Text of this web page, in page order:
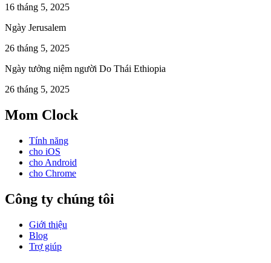
16 tháng 5, 2025
Ngày Jerusalem
26 tháng 5, 2025
Ngày tưởng niệm người Do Thái Ethiopia
26 tháng 5, 2025
Mom Clock
Tính năng
cho iOS
cho Android
cho Chrome
Công ty chúng tôi
Giới thiệu
Blog
Trợ giúp